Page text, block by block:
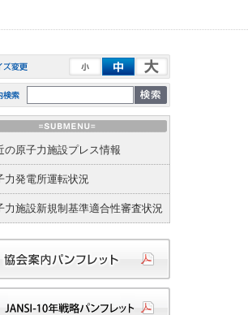
の原子力施設プレス情報
力発電所運転状況
力施設新規制基準適合性審査状況